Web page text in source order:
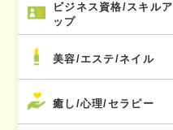
ビジネス資格/スキルア
ップ
美容/エステ/ネイル
癒し/心理/セラピー